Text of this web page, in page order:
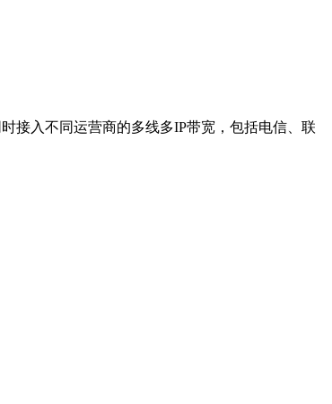
接入不同运营商的多线多IP带宽，包括电信、联